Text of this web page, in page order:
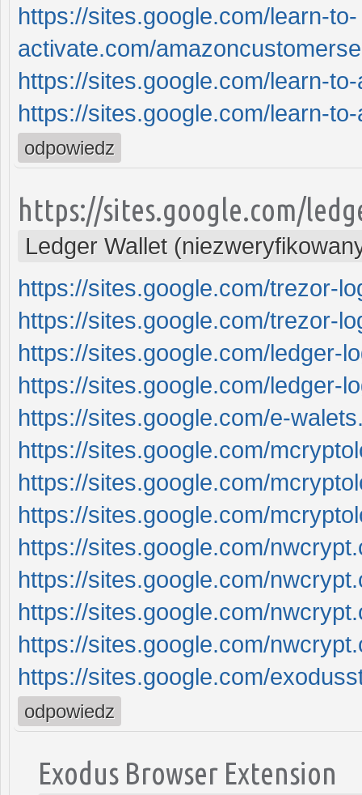
https://sites.google.com/learn-to-
activate.com/
https://sites.google.com/learn-
https://sites.google.com/learn-
odpowiedz
https://sites.google.com/
Ledger Wallet
https://sites.google.com/trezor-
https://sites.google.com/trezor-
https://sites.google.com/ledger-
https://sites.google.com/ledger-
https://sites.google.com/e-
https://sites.google.com/
https://sites.google.com/
https://sites.google.com/
https://sites.google.com/
https://sites.google.com/
https://sites.google.com/
https://sites.google.com/
https://sites.google.com/
odpowiedz
Exodus Browser Extension